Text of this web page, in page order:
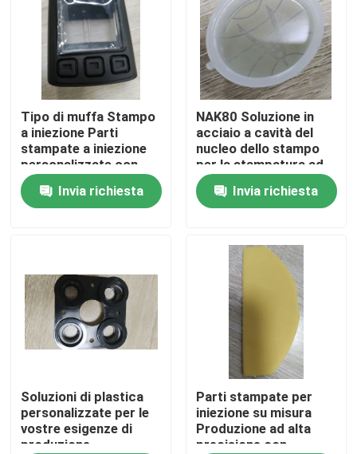
Chi siamo
Contatti
Prodotti
Video
parti modellate di plastica
Stampaggio ad iniezione di precisione
Parti dell'hardware di precisione
Le parti della pressofusione
Tipo di muffa Stampo
a iniezione Parti
stampate a iniezione
personalizzate con
tolleranza ± 0,02 mm
Invia richiesta
NAK80 Soluzione in
acciaio a cavità del
nucleo dello stampo
per la stampatura ad
iniezione di parti
medicheInvia richiesta
Soluzioni di plastica
personalizzate per le
vostre esigenze di
produzione
Parti stampate per
iniezione su misura
Produzione ad alta
precisione con